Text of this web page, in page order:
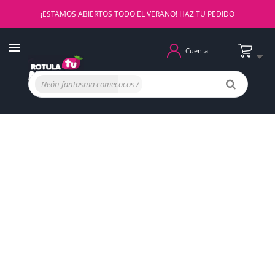
¡ESTAMOS ABIERTOS TODO EL VERANO! HAZ TU PEDIDO
Cuenta